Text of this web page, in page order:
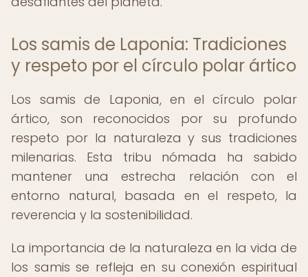
Los samis de Laponia: Tradiciones
y respeto por el círculo polar ártico
Los samis de Laponia, en el círculo polar
ártico, son reconocidos por su profundo
respeto por la naturaleza y sus tradiciones
milenarias. Esta tribu nómada ha sabido
mantener una estrecha relación con el
entorno natural, basada en el respeto, la
reverencia y la sostenibilidad.
La importancia de la naturaleza en la vida de
los samis se refleja en su conexión espiritual